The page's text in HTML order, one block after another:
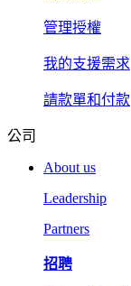
管理授權
我的支援需求
請款單和付款
公司
About us
Leadership
Partners
招聘